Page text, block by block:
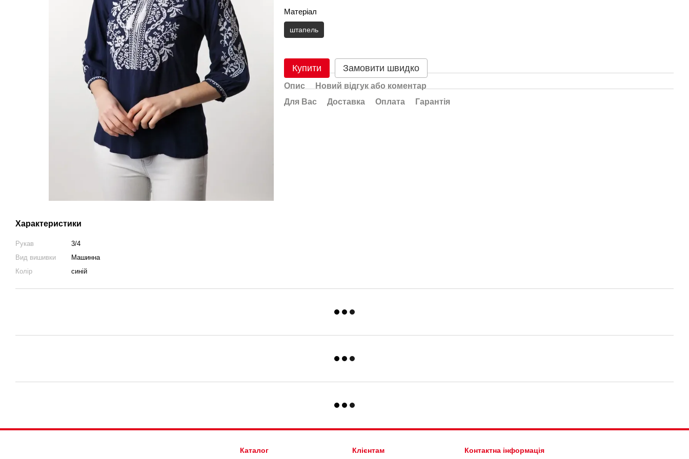
Характеристики
Рукав
3/4
Вид вишивки
Машинна
Колір
синій
Матеріал
штапель
Купити Замовити швидко
Опис
Новий відгук або коментар
Для Вас
Доставка Оплата Гарантія
Каталог Клієнтам Контактна інформація